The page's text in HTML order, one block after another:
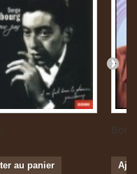
au panier